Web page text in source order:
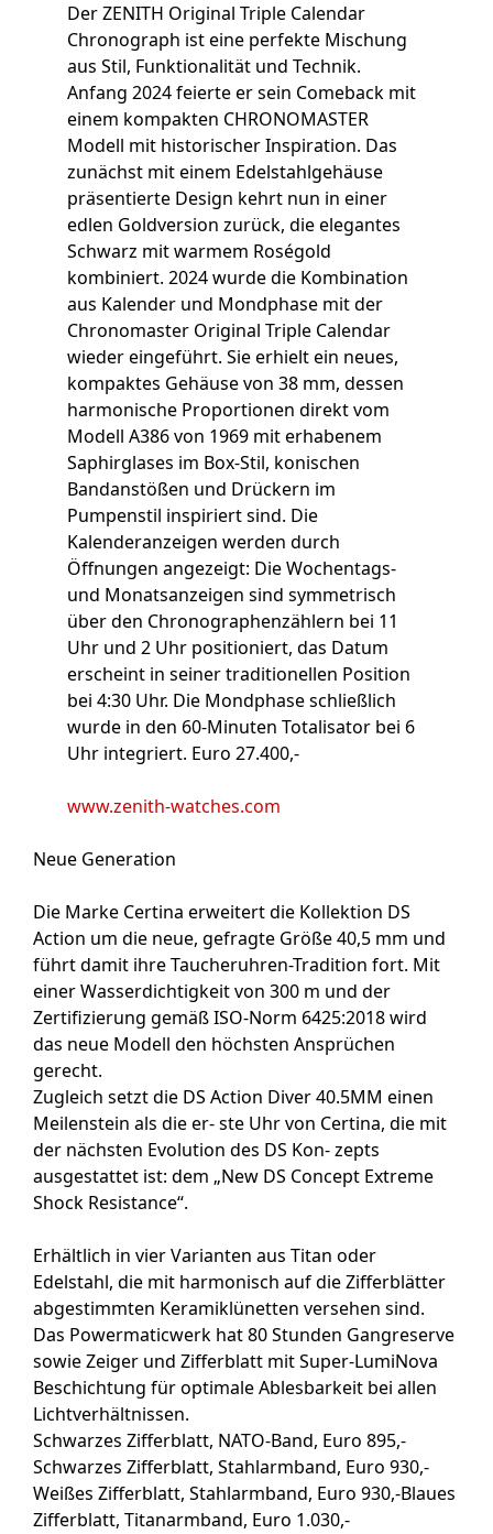
Der ZENITH Original Triple Calendar
Chronograph ist eine perfekte Mischung
aus Stil, Funktionalität und Technik.
Anfang 2024 feierte er sein Comeback mit
einem kompakten CHRONOMASTER
Modell mit historischer Inspiration. Das
zunächst mit einem Edelstahlgehäuse
präsentierte Design kehrt nun in einer
edlen Goldversion zurück, die elegantes
Schwarz mit warmem Roségold
kombiniert. 2024 wurde die Kombination
aus Kalender und Mondphase mit der
Chronomaster Original Triple Calendar
wieder eingeführt. Sie erhielt ein neues,
kompaktes Gehäuse von 38 mm, dessen
harmonische Proportionen direkt vom
Modell A386 von 1969 mit erhabenem
Saphirglases im Box-Stil, konischen
Bandanstößen und Drückern im
Pumpenstil inspiriert sind. Die
Kalenderanzeigen werden durch
Öffnungen angezeigt: Die Wochentags-
und Monatsanzeigen sind symmetrisch
über den Chronographenzählern bei 11
Uhr und 2 Uhr positioniert, das Datum
erscheint in seiner traditionellen Position
bei 4:30 Uhr. Die Mondphase schließlich
wurde in den 60-Minuten Totalisator bei 6
Uhr integriert. Euro 27.400,-
www.zenith-watches.com
Neue Generation
Die Marke Certina erweitert die Kollektion DS
Action um die neue, gefragte Größe 40,5 mm und
führt damit ihre Taucheruhren-Tradition fort. Mit
einer Wasserdichtigkeit von 300 m und der
Zertifizierung gemäß ISO-Norm 6425:2018 wird
das neue Modell den höchsten Ansprüchen
gerecht.
Zugleich setzt die DS Action Diver 40.5MM einen
Meilenstein als die er- ste Uhr von Certina, die mit
der nächsten Evolution des DS Kon- zepts
ausgestattet ist: dem „New DS Concept Extreme
Shock Resistance“.
Erhältlich in vier Varianten aus Titan oder
Edelstahl, die mit harmonisch auf die Zifferblätter
abgestimmten Keramiklünetten versehen sind.
Das Powermaticwerk hat 80 Stunden Gangreserve
sowie Zeiger und Zifferblatt mit Super-LumiNova
Beschichtung für optimale Ablesbarkeit bei allen
Lichtverhältnissen.
Schwarzes Zifferblatt, NATO-Band, Euro 895,-
Schwarzes Zifferblatt, Stahlarmband, Euro 930,-
Weißes Zifferblatt, Stahlarmband, Euro 930,-Blaues
Zifferblatt, Titanarmband, Euro 1.030,-